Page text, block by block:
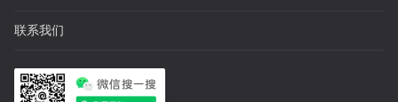
联系我们